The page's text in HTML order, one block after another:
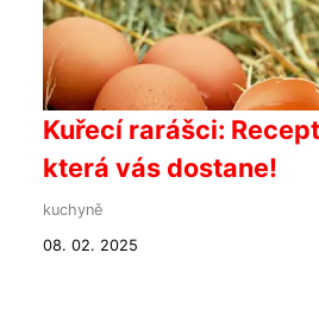
Kuřecí rarášci:
která vás dostane!
kuchyně
08. 02. 2025